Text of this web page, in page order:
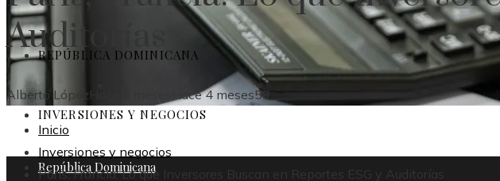
REPÚBLICA DOMINICANA
INVERSIONES Y NEGOCIOS
República Dominicana
Auditorías
Alberto LópezHace 4 meses Hace 4 meses59
Inicio
Inversiones y negocios
París, Francia: Lo que Inversores Buscan en Reportes ESG y Auditorías